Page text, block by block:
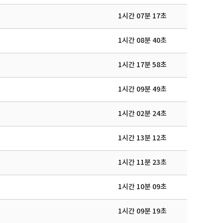
1시간 07분 17초
1시간 08분 40초
1시간 17분 58초
1시간 09분 49초
1시간 02분 24초
1시간 13분 12초
1시간 11분 23초
1시간 10분 09초
1시간 09분 19초